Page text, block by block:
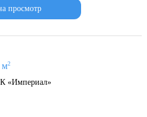
просмотр
м2
«Империал»